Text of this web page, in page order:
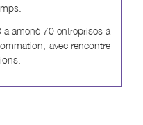
amené 70 entreprises à
avec rencontre